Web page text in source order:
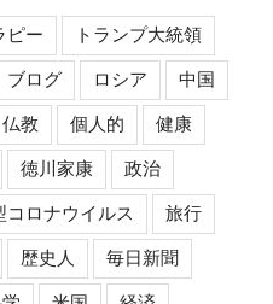
ピー トランプ大統領
ブログ ロシア 中国
仏教 個人的 健康
徳川家康 政治
コロナウイルス 旅行
歴史人 毎日新聞